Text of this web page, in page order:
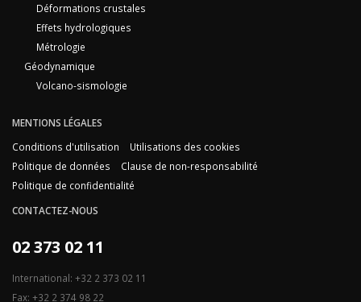
Déformations crustales
Effets hydrologiques
Métrologie
Géodynamique
Volcano-sismologie
MENTIONS LÉGALES
Conditions d'utilisation
Utilisations des cookies
Politique de données
Clause de non-responsabilité
Politique de confidentialité
CONTACTEZ-NOUS
02 373 02 11
International: +32 2 373 02 11
Fax: +32 2 374 98 22